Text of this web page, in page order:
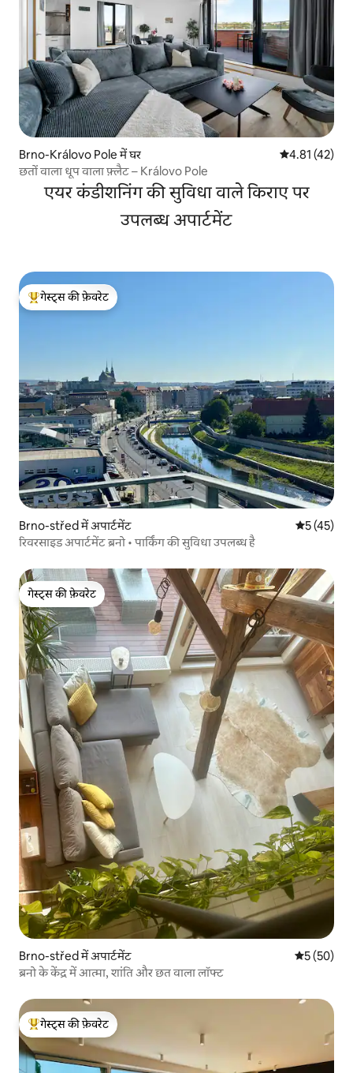
Brno-Královo Pole में घर औसत रेटिंग 5 में
4.81 (42)
छतों वाला धूप वाला फ़्लैट – Královo Pole
एयर कंडीशनिंग की सुविधा वाले किराए पर
उपलब्ध अपार्टमेंट
गेस्ट्स का टॉप फ़ेवरेट
गेस्ट्स की फ़ेवरेट
Brno-střed में अपार्टमेंट औसत रेटिंग
5 (45)
रिवरसाइड अपार्टमेंट ब्रनो • पार्किंग की सुविधा उपलब्ध है
गेस्ट्स की फ़ेवरेट
गेस्ट्स की फ़ेवरेट
Brno-střed में अपार्टमेंट औसत रेटिंग
5 (50)
ब्रनो के केंद्र में आत्मा, शांति और छत वाला लॉफ्ट
गेस्ट्स का टॉप फ़ेवरेट
गेस्ट्स की फ़ेवरेट